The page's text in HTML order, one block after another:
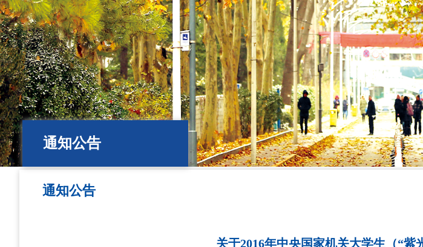
通知公告
通知公告
关于2016年中央国家机关大学生（“